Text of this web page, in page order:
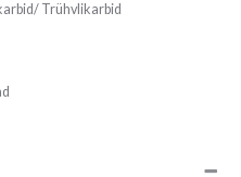
Trühvlikarbid